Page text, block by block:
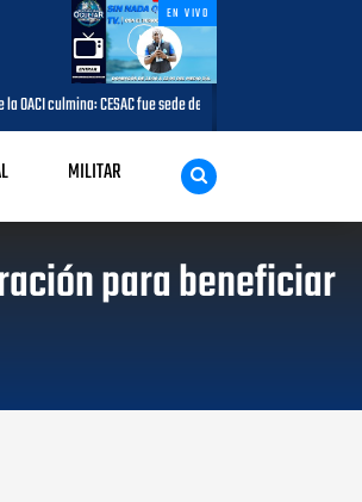
EN VIVO
taller sobre gestión de riesgos internos en la seguridad de
MILITAR
para beneficiar